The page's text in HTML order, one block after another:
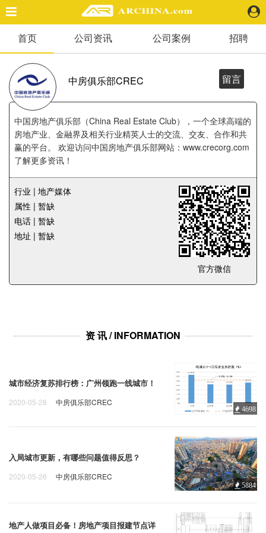
精选案例
建 筑
景 观
室 内
视 频
头条资讯
业 界
机 构
人 物
地 产
快速搜索
广告投放
关于我们
首页 公司资讯 公司案例 招聘
中房俱乐部CREC 留言
中国房地产俱乐部（China Real Estate Club），一个全球高端的
房地产业、金融界及相关行业精英人士的交流、交友、合作和共
赢的平台。 欢迎访问中国房地产俱乐部网站：www.crecorg.com
了解更多资讯！
官方微信
行业 | 地产媒体
属性 | 暂缺
电话 | 暂缺
地址 | 暂缺
资 讯 / INFORMATION
城市经济复苏排行榜：广州领跑一线城市！
2020-05-28 中房俱乐部CREC
4698
入局城市更新，有哪些问题值得反思？
2020-05-26 中房俱乐部CREC
5884
地产人做项目必备！房地产项目报建节点详